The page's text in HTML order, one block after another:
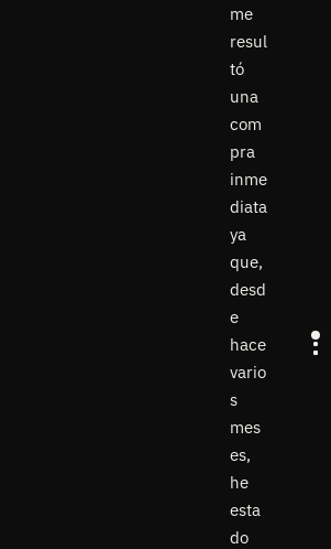
me
resul
tó
una
com
pra
inme
diata
ya
que,
desd
e
hace
vario
s
mes
es,
he
esta
do